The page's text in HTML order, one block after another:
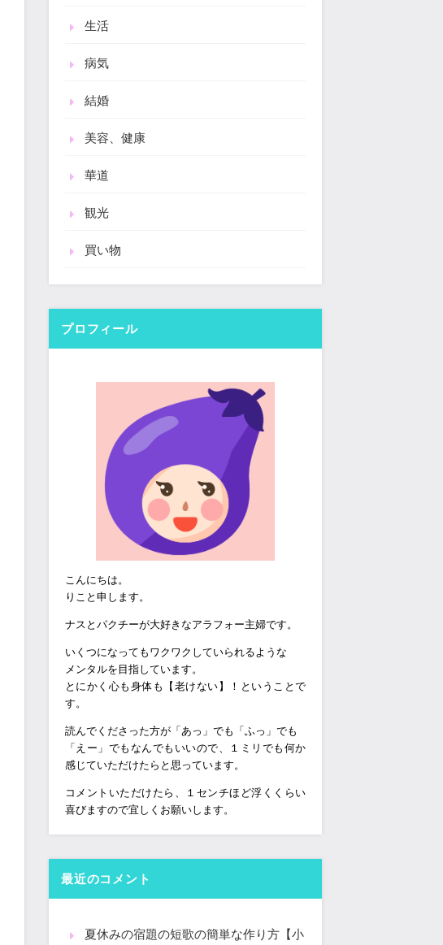
生活
病気
結婚
美容、健康
華道
観光
買い物
プロフィール
こんにちは。
りこと申します。
ナスとパクチーが大好きなアラフォー主婦です。
いくつになってもワクワクしていられるような
メンタルを目指しています。
とにかく心も身体も【老けない】！ということで
す。
読んでくださった方が「あっ」でも「ふっ」でも
「えー」でもなんでもいいので、１ミリでも何か
感じていただけたらと思っています。
コメントいただけたら、１センチほど浮くくらい
喜びますので宜しくお願いします。
最近のコメント
夏休みの宿題の短歌の簡単な作り方【小